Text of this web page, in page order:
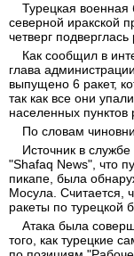
Турецкая
северной иракской
четверг
Как сообщил в
глава
выпущено 6 ракет,
так как все они
населенных пунктов
По словам
Источник в
"Shafaq News", что
пикапе, была
Мосула. Считается,
ракеты по турецкой
Атака была
того, как турецкие